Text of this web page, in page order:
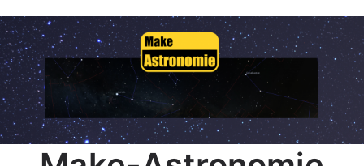
Inhalt
springen